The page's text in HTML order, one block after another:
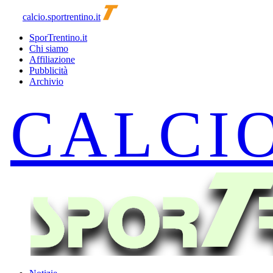
calcio.sportrentino.it
SporTrentino.it
Chi siamo
Affiliazione
Pubblicità
Archivio